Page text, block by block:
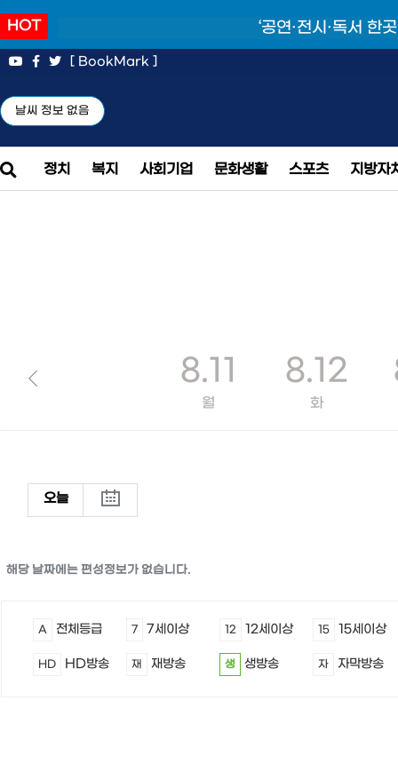
HOT ‘공연·전시·독서
[ BookMark ]
날씨 정보 없음
정치 복지 사회기업 문화생활 스포츠 지방자
8.11
월
8.12
화
오늘
해당 날짜에는 편성정보가 없습니다.
A 전체등급 7 7세이상 12 12세이상 15 15세이상
HD HD방송 재 재방송 생 생방송 자 자막방송